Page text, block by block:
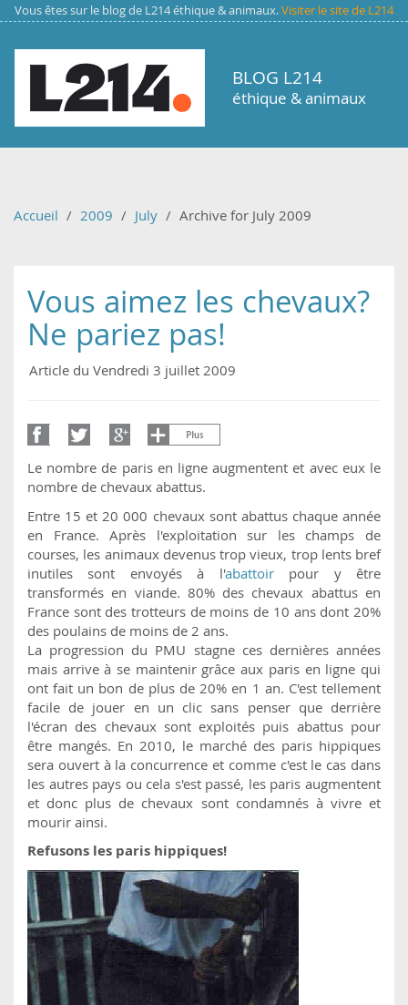
Aller au contenu principal
Vous êtes sur le blog de L214 éthique & animaux.Visiter le site de L214
BLOG L214
éthique & animaux
Accueil 2009 July Archive for July 2009
Vous aimez les chevaux?
Ne pariez pas!
Article du Vendredi 3 juillet 2009
Le nombre de paris en ligne augmentent et avec eux le
nombre de chevaux abattus.
Entre 15 et 20 000 chevaux sont abattus chaque année
en France. Après l'exploitation sur les champs de
courses, les animaux devenus trop vieux, trop lents bref
inutiles sont envoyés à l'abattoirpour y être
transformés en viande. 80% des chevaux abattus en
France sont des trotteurs de moins de 10 ans dont 20%
des poulains de moins de 2 ans.
La progression du PMU stagne ces dernières années
mais arrive à se maintenir grâce aux paris en ligne qui
ont fait un bon de plus de 20% en 1 an. C'est tellement
facile de jouer en un clic sans penser que derrière
l'écran des chevaux sont exploités puis abattus pour
être mangés. En 2010, le marché des paris hippiques
sera ouvert à la concurrence et comme c'est le cas dans
les autres pays ou cela s'est passé, les paris augmentent
et donc plus de chevaux sont condamnés à vivre et
mourir ainsi.
Refusons les paris hippiques!